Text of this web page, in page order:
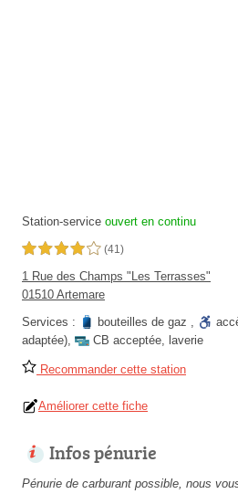
Station-service ouvert en continu
4,0 étoiles sur 5 (41)
1 Rue des Champs "Les Terrasses"
01510 Artemare
Services :
bouteilles de gaz ,
adaptée), CB acceptée, laverie
Recommander cette station
Améliorer cette fiche
Infos pénurie
Pénurie de carburant possible, nous